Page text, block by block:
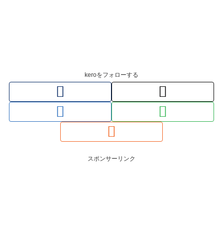
keroをフォローする
スポンサーリンク